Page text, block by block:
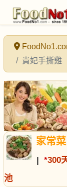
貴妃手撕雞
家常菜
| *300
池